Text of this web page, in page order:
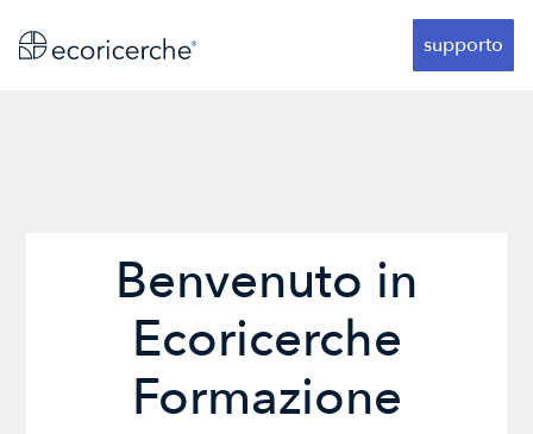
supporto
Benvenuto in
Ecoricerche
Formazione